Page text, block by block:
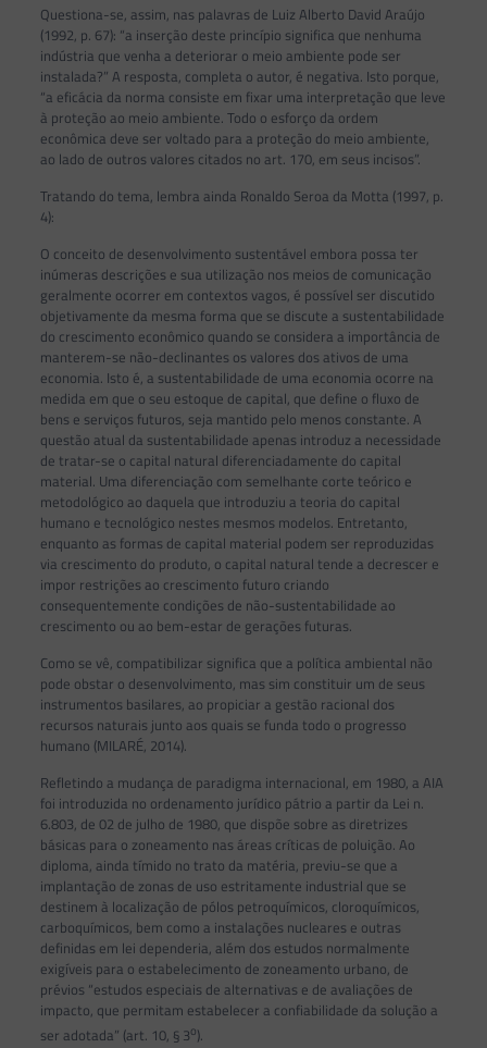
Questiona-se, assim, nas palavras de Luiz Alberto David Araújo
(1992, p. 67): “a inserção deste princípio significa que nenhuma
indústria que venha a deteriorar o meio ambiente pode ser
instalada?” A resposta, completa o autor, é negativa. Isto porque,
“a eficácia da norma consiste em fixar uma interpretação que leve
à proteção ao meio ambiente. Todo o esforço da ordem
econômica deve ser voltado para a proteção do meio ambiente,
ao lado de outros valores citados no art. 170, em seus incisos”.
Tratando do tema, lembra ainda Ronaldo Seroa da Motta (1997, p.
4):
O conceito de desenvolvimento sustentável embora possa ter
inúmeras descrições e sua utilização nos meios de comunicação
geralmente ocorrer em contextos vagos, é possível ser discutido
objetivamente da mesma forma que se discute a sustentabilidade
do crescimento econômico quando se considera a importância de
manterem-se não-declinantes os valores dos ativos de uma
economia. Isto é, a sustentabilidade de uma economia ocorre na
medida em que o seu estoque de capital, que define o fluxo de
bens e serviços futuros, seja mantido pelo menos constante. A
questão atual da sustentabilidade apenas introduz a necessidade
de tratar-se o capital natural diferenciadamente do capital
material. Uma diferenciação com semelhante corte teórico e
metodológico ao daquela que introduziu a teoria do capital
humano e tecnológico nestes mesmos modelos. Entretanto,
enquanto as formas de capital material podem ser reproduzidas
via crescimento do produto, o capital natural tende a decrescer e
impor restrições ao crescimento futuro criando
consequentemente condições de não-sustentabilidade ao
crescimento ou ao bem-estar de gerações futuras.
Como se vê, compatibilizar significa que a política ambiental não
pode obstar o desenvolvimento, mas sim constituir um de seus
instrumentos basilares, ao propiciar a gestão racional dos
recursos naturais junto aos quais se funda todo o progresso
humano (MILARÉ, 2014).
Refletindo a mudança de paradigma internacional, em 1980, a AIA
foi introduzida no ordenamento jurídico pátrio a partir da Lei n.
6.803, de 02 de julho de 1980, que dispõe sobre as diretrizes
básicas para o zoneamento nas áreas críticas de poluição. Ao
diploma, ainda tímido no trato da matéria, previu-se que a
implantação de zonas de uso estritamente industrial que se
destinem à localização de pólos petroquímicos, cloroquímicos,
carboquímicos, bem como a instalações nucleares e outras
definidas em lei dependeria, além dos estudos normalmente
exigíveis para o estabelecimento de zoneamento urbano, de
prévios “estudos especiais de alternativas e de avaliações de
impacto, que permitam estabelecer a confiabilidade da solução a
ser adotada” (art. 10, § 3o).